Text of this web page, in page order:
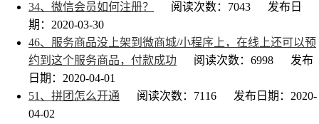
34、微信会员如何注册？
阅读次数：7043
发布日
期：2020-03-30
46、服务商品没上架到微商城/小程序上，在线上还可以预
约到这个服务商品，付款成功
阅读次数：6998
发布
日期：2020-04-01
51、拼团怎么开通
阅读次数：7116
发布日期：2020-
04-02